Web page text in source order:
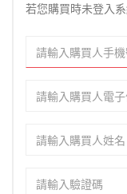
若您購買時未登入